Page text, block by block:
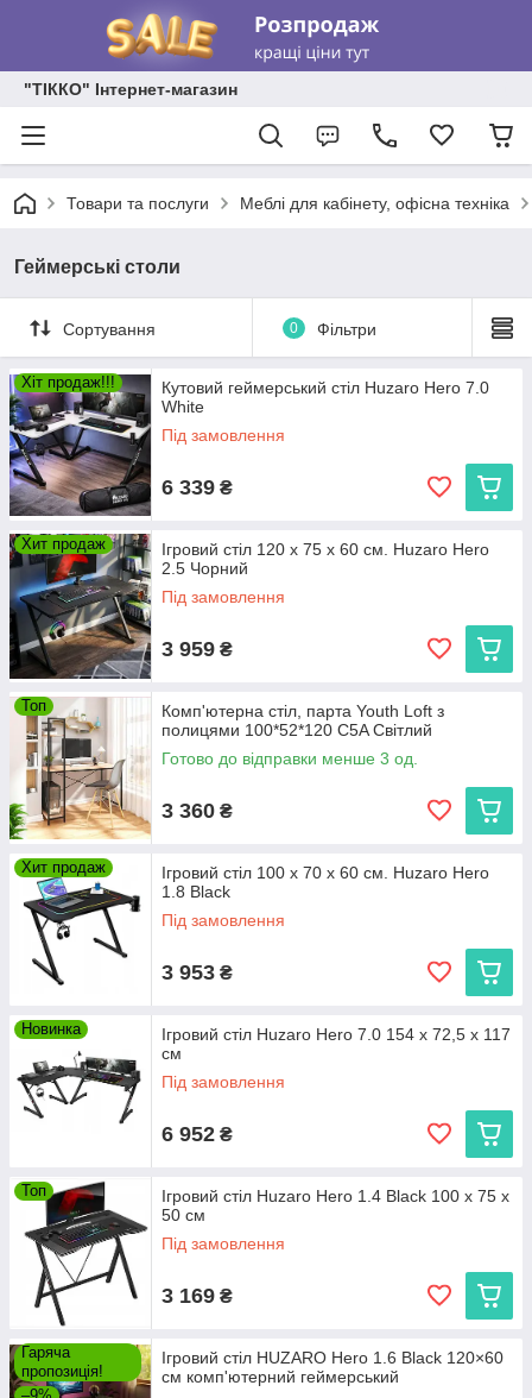
"ТІККО" Інтернет-магазин
Товари та послуги Меблі для кабінету, офісна техніка
Геймерські столи
Сортування 0 Фільтри
Хіт продаж!!!
Кутовий геймерський стіл Huzaro Hero 7.0
White
Під замовлення
6 339 ₴
Хит продаж
Ігровий стіл 120 x 75 x 60 см. Huzaro Hero
2.5 Чорний
Під замовлення
3 959 ₴
Топ
Комп'ютерна стіл, парта Youth Loft з
полицями 100*52*120 C5A Світлий
Готово до відправки менше 3 од.
3 360 ₴
Хит продаж
Ігровий стіл 100 x 70 x 60 см. Huzaro Hero
1.8 Black
Під замовлення
3 953 ₴
Новинка
Ігровий стіл Huzaro Hero 7.0 154 x 72,5 x 117
см
Під замовлення
6 952 ₴
Топ
Ігровий стіл Huzaro Hero 1.4 Black 100 x 75 x
50 см
Під замовлення
3 169 ₴
Гаряча
пропозиція!
Ігровий стіл HUZARO Hero 1.6 Black 120×60
см комп'ютерний геймерський